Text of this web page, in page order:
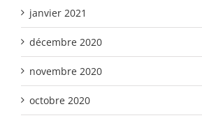
janvier 2021
décembre 2020
novembre 2020
octobre 2020